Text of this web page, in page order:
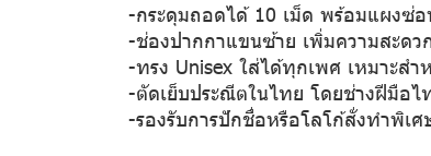
-กระดุมถอดได้ 10 เม็ด พร้อมแผงซ่อ
-ช่องปากกาแขนซ้าย เพิ่มความสะด
-ทรง Unisex ใส่ได้ทุกเพศ เหมาะสำ
-ตัดเย็บประณีตในไทย โดยช่างฝีมือไ
-รองรับการปักชื่อหรือโลโก้สั่งทำพิเศ